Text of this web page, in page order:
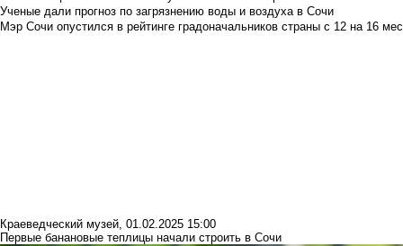
Ученые дали прогноз по загрязнению воды и воздуха в Сочи
Мэр Сочи опустился в рейтинге градоначальников страны с 12 на 16
Краеведческий музей, 01.02.2025 15:00
Первые банановые теплицы начали строить в Сочи